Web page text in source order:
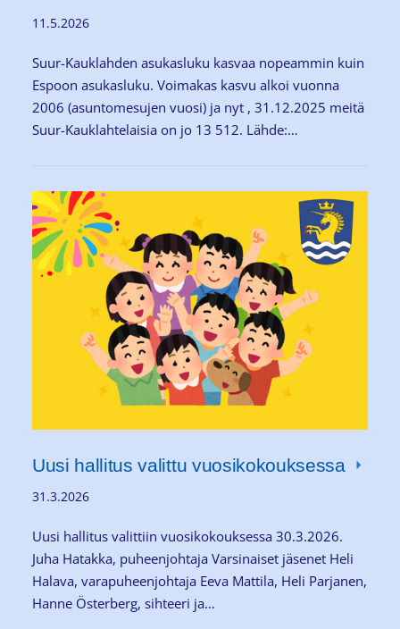
11.5.2026
Suur-Kauklahden asukasluku kasvaa nopeammin kuin
Espoon asukasluku. Voimakas kasvu alkoi vuonna
2006 (asuntomesujen vuosi) ja nyt , 31.12.2025 meitä
Suur-Kauklahtelaisia on jo 13 512. Lähde:…
Uusi hallitus valittu vuosikokouksessa
31.3.2026
Uusi hallitus valittiin vuosikokouksessa 30.3.2026.
Juha Hatakka, puheenjohtaja Varsinaiset jäsenet Heli
Halava, varapuheenjohtaja Eeva Mattila, Heli Parjanen,
Hanne Österberg, sihteeri ja…